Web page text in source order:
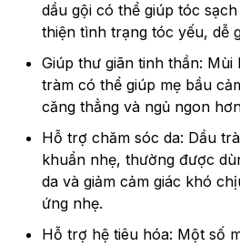
dầu gội có thể giúp tóc
thiện tình trạng tóc yếu, dễ
Giúp thư giãn tinh thần: Mùi
tràm có thể giúp mẹ bầu
căng thẳng và ngủ ngon
Hỗ trợ chăm sóc da: Dầu
khuẩn nhẹ, thường được
da và giảm cảm giác khó
ứng nhẹ.
Hỗ trợ hệ tiêu hóa: Một số